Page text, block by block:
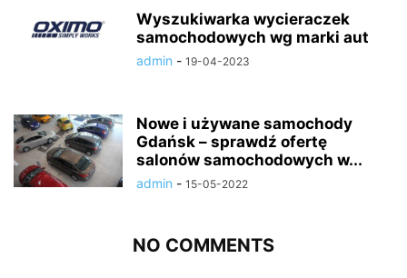
Wyszukiwarka wycieraczek
samochodowych wg marki aut
admin - 19-04-2023
Nowe i używane samochody
Gdańsk – sprawdź ofertę
salonów samochodowych w...
admin - 15-05-2022
NO COMMENTS